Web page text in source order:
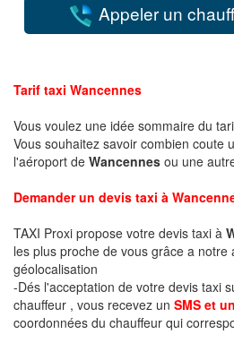
Appeler un
Tarif taxi Wancennes
Vous voulez une idée sommaire du
Vous souhaitez savoir combien coute
l'aéroport de Wancennes ou une
Demander un devis taxi à
TAXI Proxi propose votre devis taxi à
les plus proche de vous grâce a notre
géolocalisation
-Dés l'acceptation de votre devis taxi
chauffeur , vous recevez un SMS et
coordonnées du chauffeur qui